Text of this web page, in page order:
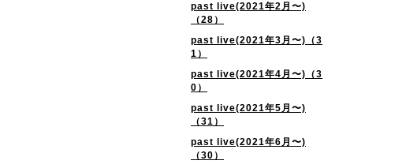
past live(2021年2月〜)
（28）
past live(2021年3月〜)（3
1）
past live(2021年4月〜)（3
0）
past live(2021年5月〜)
（31）
past live(2021年6月〜)
（30）